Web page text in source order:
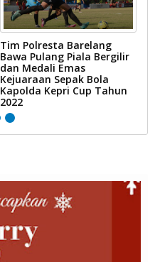
Tim Polresta Barelang
Bawa Pulang Piala Bergilir
dan Medali Emas
Kejuaraan Sepak Bola
Kapolda Kepri Cup Tahun
2022